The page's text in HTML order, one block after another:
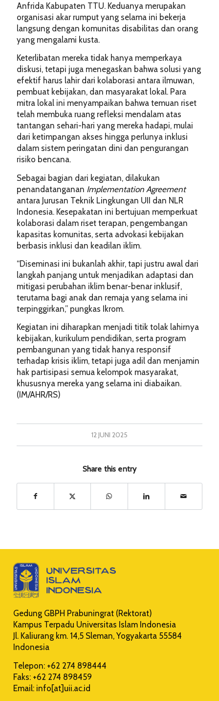
Anfrida Kabupaten TTU. Keduanya merupakan
organisasi akar rumput yang selama ini bekerja
langsung dengan komunitas disabilitas dan orang
yang mengalami kusta.
Keterlibatan mereka tidak hanya memperkaya
diskusi, tetapi juga menegaskan bahwa solusi yang
efektif harus lahir dari kolaborasi antara ilmuwan,
pembuat kebijakan, dan masyarakat lokal. Para
mitra lokal ini menyampaikan bahwa temuan riset
telah membuka ruang refleksi mendalam atas
tantangan sehari-hari yang mereka hadapi, mulai
dari ketimpangan akses hingga perlunya inklusi
dalam sistem peringatan dini dan pengurangan
risiko bencana.
Sebagai bagian dari kegiatan, dilakukan
penandatanganan Implementation Agreement
antara Jurusan Teknik Lingkungan UII dan NLR
Indonesia. Kesepakatan ini bertujuan memperkuat
kolaborasi dalam riset terapan, pengembangan
kapasitas komunitas, serta advokasi kebijakan
berbasis inklusi dan keadilan iklim.
“Diseminasi ini bukanlah akhir, tapi justru awal dari
langkah panjang untuk menjadikan adaptasi dan
mitigasi perubahan iklim benar-benar inklusif,
terutama bagi anak dan remaja yang selama ini
terpinggirkan,” pungkas Ikrom.
Kegiatan ini diharapkan menjadi titik tolak lahirnya
kebijakan, kurikulum pendidikan, serta program
pembangunan yang tidak hanya responsif
terhadap krisis iklim, tetapi juga adil dan menjamin
hak partisipasi semua kelompok masyarakat,
khususnya mereka yang selama ini diabaikan.
(IM/AHR/RS)
12 JUNI 2025
Share this entry
Gedung GBPH Prabuningrat (Rektorat)
Kampus Terpadu Universitas Islam Indonesia
Jl. Kaliurang km. 14,5 Sleman, Yogyakarta 55584
Indonesia
Telepon: +62 274 898444
Faks: +62 274 898459
Email: info[at]uii.ac.id